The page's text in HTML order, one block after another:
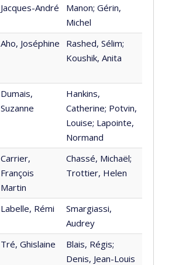
Jacques-André
Manon; Gérin,
Michel
Aho, Joséphine
Rashed, Sélim;
Koushik, Anita
Dumais,
Suzanne
Hankins,
Catherine; Potvin,
Louise; Lapointe,
Normand
Carrier,
François
Martin
Chassé, Michaël;
Trottier, Helen
Labelle, Rémi
Smargiassi,
Audrey
Tré, Ghislaine
Blais, Régis;
Denis, Jean-Louis